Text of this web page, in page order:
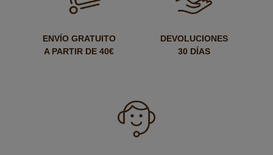
ENVÍO GRATUITO
A PARTIR DE 40€
DEVOLUCIONES
30 DÍAS